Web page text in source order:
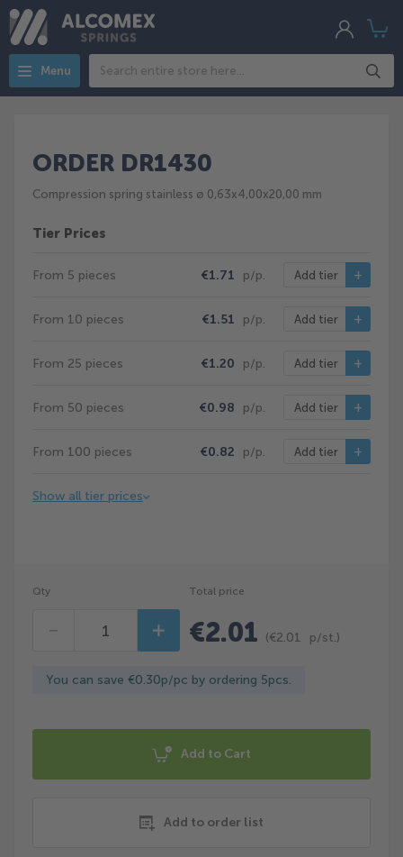
Menu Search
My
ORDER DR1430
Compression spring stainless ø 0,63x4,00x20,00 mm
Tier Prices
From 5 pieces €1.71 p/p. Add tier
From 10 pieces €1.51 p/p. Add tier
From 25 pieces €1.20 p/p. Add tier
From 50 pieces €0.98 p/p. Add tier
From 100 pieces €0.82 p/p. Add tier
Show all tier prices
Total price
€2.01 (€2.01 p/st.)
Qty
Decrease Increase
You can save €0.30p/pc by ordering 5pcs.
Add to Cart
Add to order list